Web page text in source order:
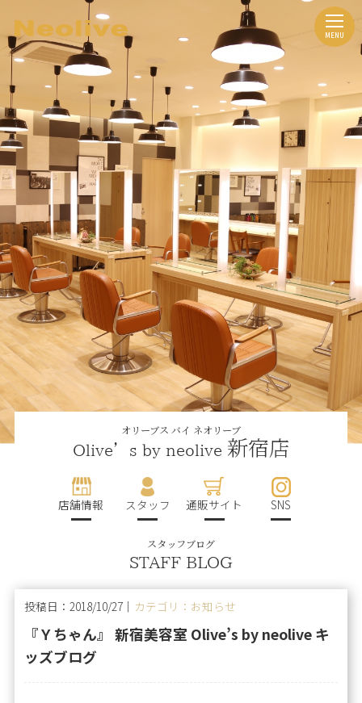
オリーブス バイ ネオリーブ
Olive’s by neolive 新宿店
店舗情報 スタッフ 通販サイト SNS
スタッフブログ
STAFF BLOG
投稿日：2018/10/27｜ カテゴリ：お知らせ
『Ｙちゃん』 新宿美容室 Olive’s by neolive キ
ッズブログ